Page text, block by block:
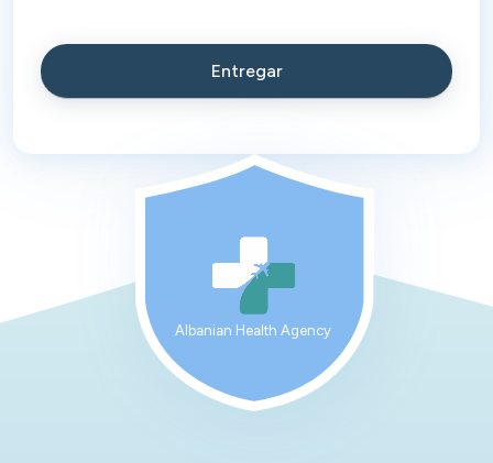
Albanian Health Agency